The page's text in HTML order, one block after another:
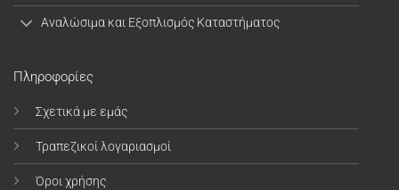
Αναλώσιμα και Εξοπλισμός Καταστήματος
Πληροφορίες
Σχετικά με εμάς
Τραπεζικοί λογαριασμοί
Όροι χρήσης